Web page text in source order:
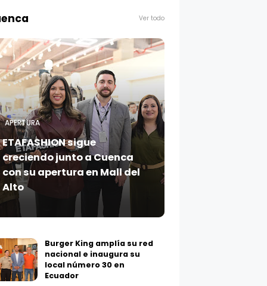
Ver todo
APERTURA
ETAFASHION sigue
creciendo junto a Cuenca
con su apertura en Mall del
Alto
Burger King amplía su red
nacional e inaugura su
local número 30 en
Ecuador